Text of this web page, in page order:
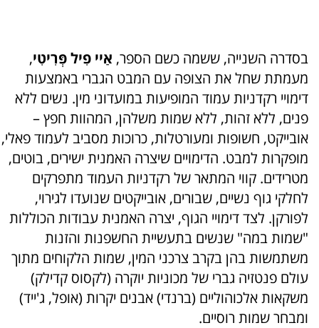
בסדרה השנייה, ששמה כשם הספר, אַיי פִיל פְּרִיטִי,
מעמתת שחל את הצופה עם המבט הגברי באמצעות
דימויי רקדניות עמוד המופיעות במועדוני מין. נשים ללא
פנים, ללא זהות, ללא שמות משלהן, המהוות חפץ –
אובייקט, חשופות ומעורטלות, כרוכות מסביב לעמוד פאלי,
מופקרות למבט. הדימויים שיצרה האמנית ישירים, בוטים,
מטרידים. קווי המתאר של רקדניות העמוד מתפרקים
לחלקי גוף נשיים, שבורים, אובייקטים שנועדו לגירוי,
לפורקן. לצד דימויי הגוף, יצרה האמנית עבודות הכוללות
"שמות במה" שנשים בתעשיית החשפנות והזנות
משתמשות בהן בקרב צרכני המין, שמות הלקוחים מתוך
עולם פנטזיה גברי של מכוניות יוקרה (לקסוס קדילק)
משקאות אלכוהוליים (ברנדי) אבנים יקרות (אופל, ג'ייד)
ומבחר שמות רוסיים.